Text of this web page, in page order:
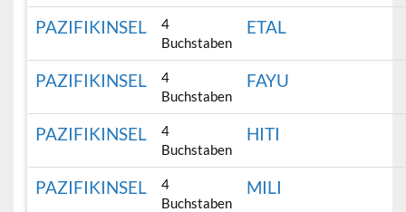
PAZIFIKINSEL
4
Buchstaben
ETAL
PAZIFIKINSEL
4
Buchstaben
FAYU
PAZIFIKINSEL
4
Buchstaben
HITI
PAZIFIKINSEL
4
Buchstaben
MILI